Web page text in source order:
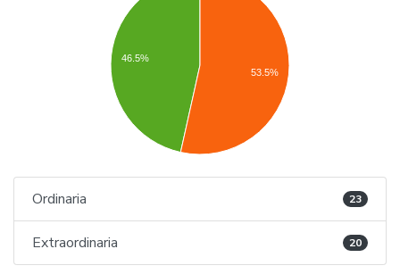
46.5%
53.5%
Ordinaria 23
Extraordinaria 20